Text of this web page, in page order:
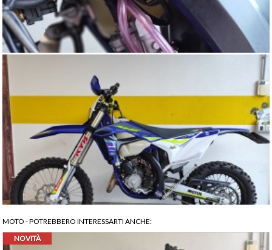
MOTO - POTREBBERO INTERESSARTI ANCHE:
NOVITÀ